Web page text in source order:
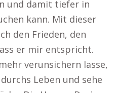
und damit tiefer in
kann. Mit dieser
den Frieden, den
er mir entspricht.
verunsichern lasse,
Leben und sehe